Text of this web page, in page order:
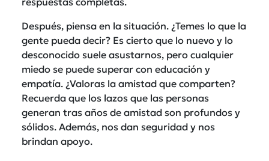
Después, piensa en la situación. ¿Temes lo que la
gente pueda decir? Es cierto que lo nuevo y lo
desconocido suele asustarnos, pero cualquier
miedo se puede superar con educación y
empatía. ¿Valoras la amistad que comparten?
Recuerda que los lazos que las personas
generan tras años de amistad son profundos y
sólidos. Además, nos dan seguridad y nos
brindan apoyo.